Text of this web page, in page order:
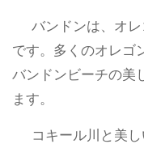
バンドンは、オ
です。多くのオレゴ
バンドンビーチの美
ます。
コキール川と美